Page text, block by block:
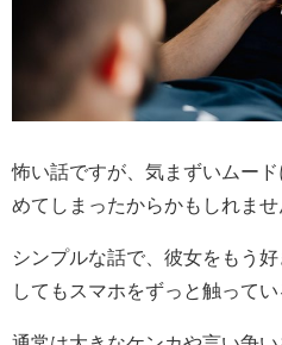
怖い話ですが、気まずいムー
めてしまったからかもしれませ
シンプルな話で、彼女をもう
してもスマホをずっと触ってい